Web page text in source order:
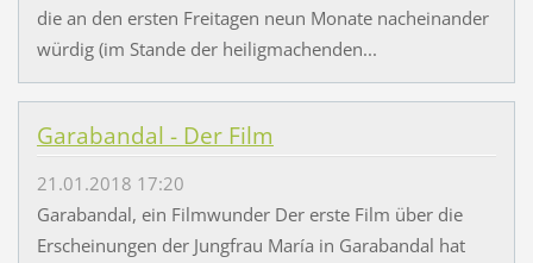
die an den ersten Freitagen neun Monate nacheinander
würdig (im Stande der heiligmachenden...
Garabandal - Der Film
21.01.2018 17:20
Garabandal, ein Filmwunder Der erste Film über die
Erscheinungen der Jungfrau María in Garabandal hat